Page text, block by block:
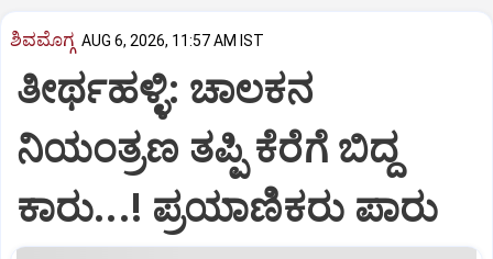
ಶಿವಮೊಗ್ಗ AUG 6, 2026, 11:57 AM IST
ತೀರ್ಥಹಳ್ಳಿ: ಚಾಲಕನ
ನಿಯಂತ್ರಣ ತಪ್ಪಿ ಕೆರೆಗೆ ಬಿದ್ದ
ಕಾರು...! ಪ್ರಯಾಣಿಕರು ಪಾರು